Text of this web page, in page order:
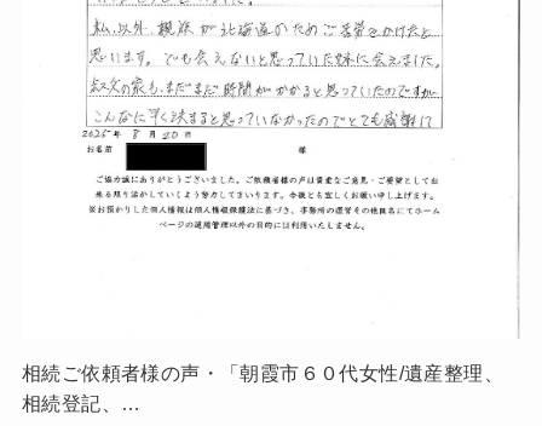
相続ご依頼者様の声・「朝霞市６０代女性/遺産整理、
相続登記、…